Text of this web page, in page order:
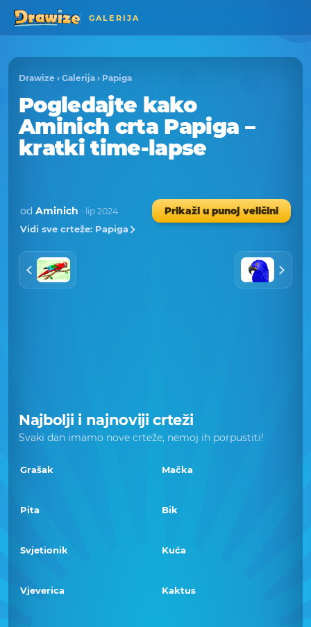
GALERIJA
Drawize › Galerija › Papiga
Pogledajte kako
Aminich crta Papiga –
kratki time-lapse
od Aminich · lip 2024
Prikaži u punoj veličini
Vidi sve crteže: Papiga
Najbolji i najnoviji crteži
Svaki dan imamo nove crteže, nemoj ih porpustiti!
Grašak Mačka
Pita Bik
Svjetionik Kuća
Vjeverica Kaktus